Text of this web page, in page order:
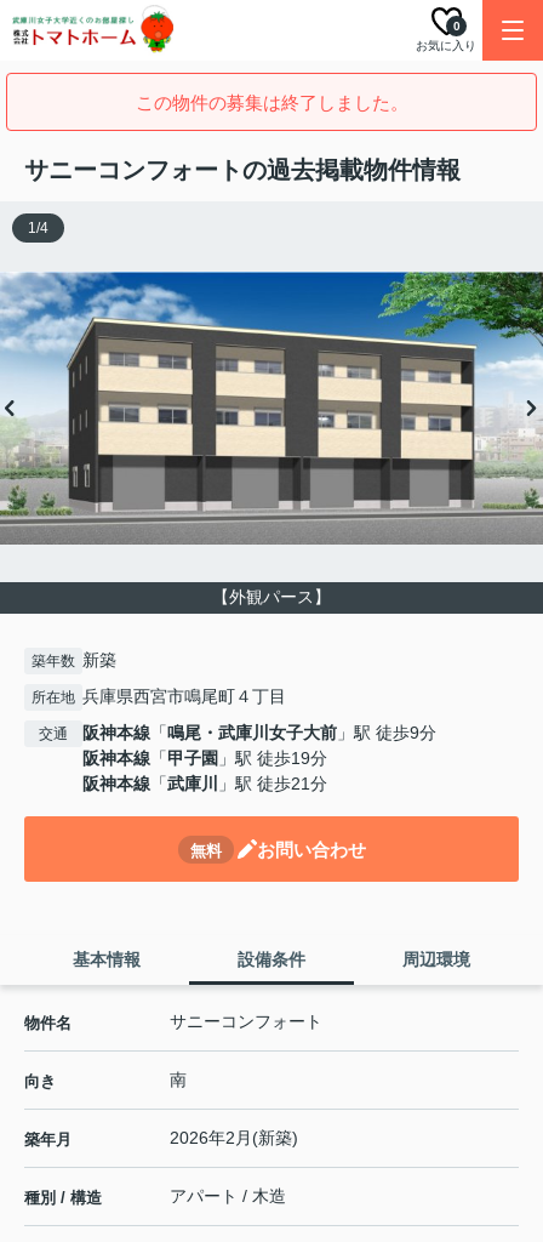
お気に入り
0
この物件の募集は終了しました。
サニーコンフォートの過去掲載物件情報
【外観パース】
1/4
築年数 新築
所在地 兵庫県西宮市鳴尾町４丁目
交通 阪神本線 「鳴尾・武庫川女子大前 」駅 徒歩9分
阪神本線 「甲子園 」駅 徒歩19分
阪神本線 「武庫川 」駅 徒歩21分
無料 お問い合わせ
基本情報 設備条件 周辺環境
物件名 サニーコンフォート
向き 南
築年月 2026年2月(新築)
種別 / 構造 アパート / 木造